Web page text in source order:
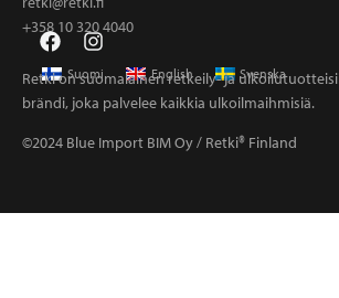
+358 10 320 4040
Suomi English Svenska
Retki on suomalainen retkeily- ja
brändi, joka palvelee kaikkia ulkoilmaihmisiä.
©2024 Blue Import BIM Oy / Retki® Finland